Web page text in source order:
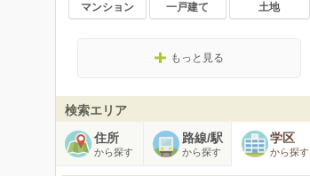
マンション 一戸建て 土地
もっと見る
検索エリア
住所
から探す
路線/駅
から探す
学区
から探す